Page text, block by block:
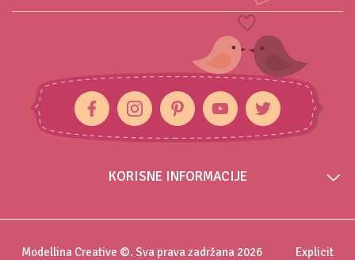
KORISNE INFORMACIJE
Modellina Creative ©. Sva prava zadržana 2026 Explicit